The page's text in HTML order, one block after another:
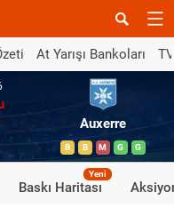
At Yarışı Bankoları
Auxerre
B B M G G
Baskı Haritası
Yeni